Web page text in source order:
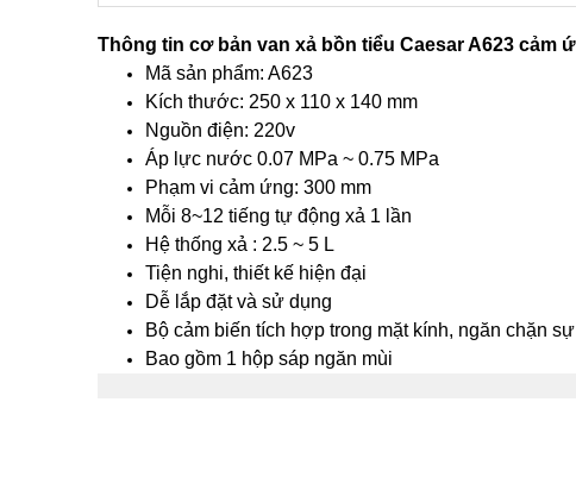
Thông tin cơ bản van xả bồn tiểu Caesar A623 cảm
Mã sản phẩm: A623
Kích thước: 250 x 110 x 140 mm
Nguồn điện: 220v
Áp lực nước 0.07 MPa ~ 0.75 MPa
Phạm vi cảm ứng: 300 mm
Mỗi 8~12 tiếng tự động xả 1 lần
Hệ thống xả : 2.5 ~ 5 L
Tiện nghi, thiết kế hiện đại
Dễ lắp đặt và sử dụng
Bộ cảm biến tích hợp trong mặt kính, ngăn chặn
Bao gồm 1 hộp sáp ngăn mùi